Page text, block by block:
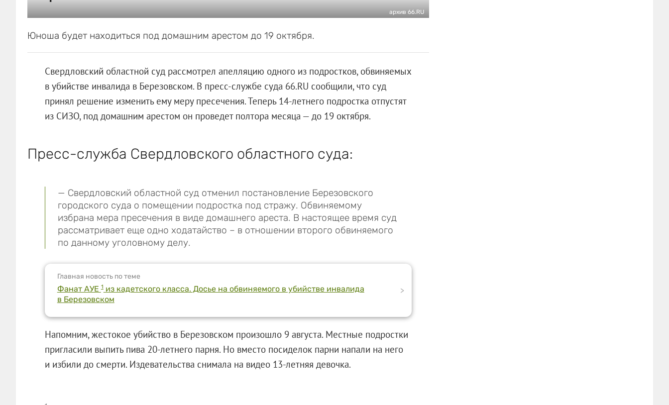
архив 66.RU
Юноша будет находиться под домашним арестом до 19 октября.
Свердловский областной суд рассмотрел апелляцию одного из подростков, обвиняемых
в убийстве инвалида в Березовском. В пресс-службе суда 66.RU сообщили, что суд
принял решение изменить ему меру пресечения. Теперь 14-летнего подростка отпустят
из СИЗО, под домашним арестом он проведет полтора месяца — до 19 октября.
Пресс-служба Свердловского областного суда:
— Свердловский областной суд отменил постановление Березовского
городского суда о помещении подростка под стражу. Обвиняемому
избрана мера пресечения в виде домашнего ареста. В настоящее время суд
рассматривает еще одно ходатайство – в отношении второго обвиняемого
по данному уголовному делу.
Главная новость по теме
Фанат АУЕ1из кадетского класса. Досье на обвиняемого в убийстве инвалида
в Березовском
>
Напомним, жестокое убийство в Березовском произошло 9 августа. Местные подростки
пригласили выпить пива 20-летнего парня. Но вместо посиделок парни напали на него
и избили до смерти. Издевательства снимала на видео 13-летняя девочка.